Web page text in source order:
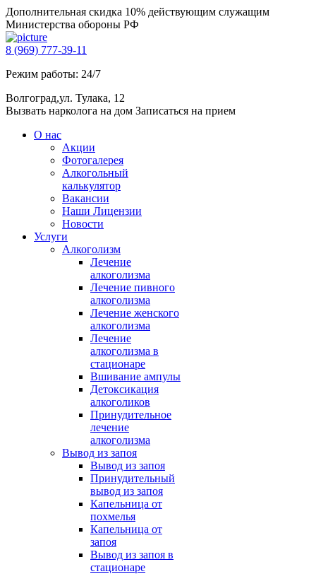
Дополнительная скидка 10% действующим служащим
Министерства обороны РФ
8 (969) 777-39-11
Режим работы: 24/7
Волгоград,ул. Тулака, 12
Вызвать нарколога на дом Записаться на прием
О нас
Акции
Фотогалерея
Алкогольный
калькулятор
Вакансии
Наши Лицензии
Новости
Услуги
Алкоголизм
Лечение
алкоголизма
Лечение пивного
алкоголизма
Лечение женского
алкоголизма
Лечение
алкоголизма в
стационаре
Вшивание ампулы
Детоксикация
алкоголиков
Принудительное
лечение
алкоголизма
Вывод из запоя
Вывод из запоя
Принудительный
вывод из запоя
Капельница от
похмелья
Капельница от
запоя
Вывод из запоя в
стационаре